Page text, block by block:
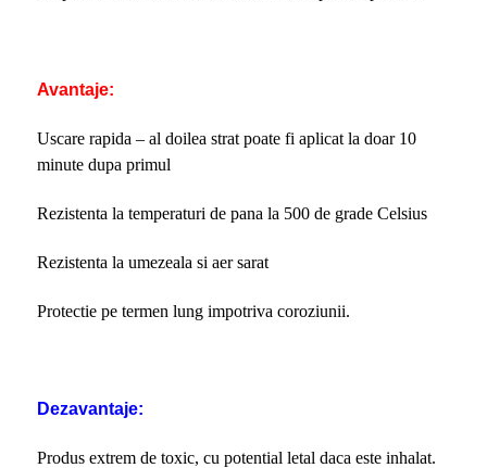
Avantaje:
Uscare rapida – al doilea strat poate fi aplicat la doar 10
minute dupa primul
Rezistenta la temperaturi de pana la 500 de grade Celsius
Rezistenta la umezeala si aer sarat
Protectie pe termen lung impotriva coroziunii.
Dezavantaje:
Produs extrem de toxic, cu potential letal daca este inhalat.